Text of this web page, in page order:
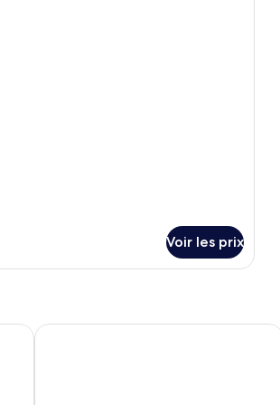
Voir les prix
Grand Hyatt Seoul